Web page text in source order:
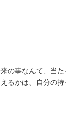
の事なんて、当
るかは、自分の